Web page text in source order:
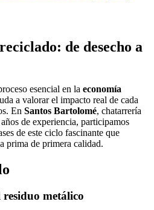
de desecho a
esencial en la economía
a valorar el impacto real de cada
En Santos Bartolomé, chatarrería
de experiencia, participamos
de este ciclo fascinante que
prima de primera calidad.
residuo metálico